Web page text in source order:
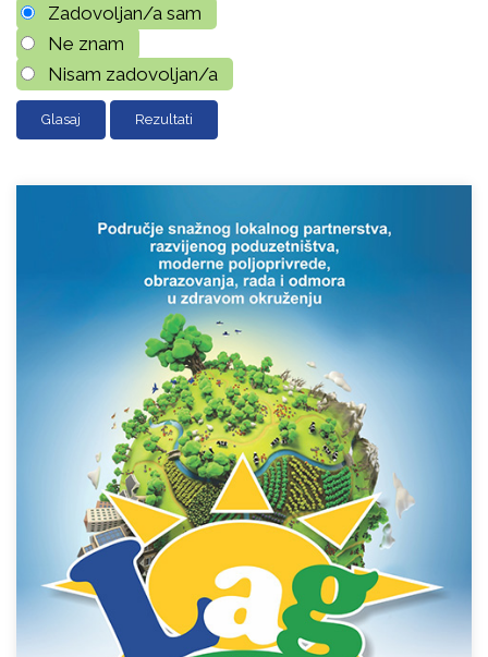
Zadovoljan/a sam
Ne znam
Nisam zadovoljan/a
Rezultati